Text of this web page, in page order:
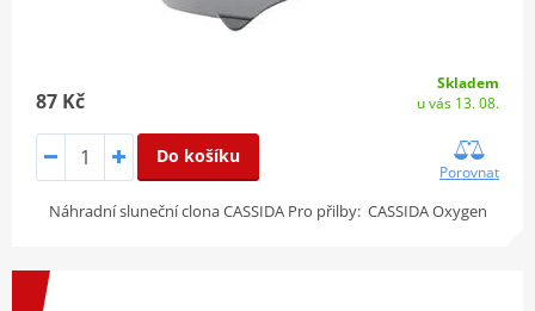
87 Kč
Skladem
u vás 13. 08.
Do košíku
Porovnat
Náhradní sluneční clona CASSIDA Pro přilby: CASSIDA Oxygen